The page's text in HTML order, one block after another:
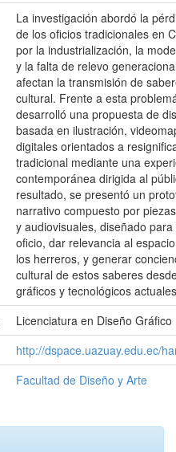
La investigación abordó la
de los oficios tradicionales en
por la industrialización, la
y la falta de relevo
afectan la transmisión de
cultural. Frente a esta
desarrolló una propuesta de
basada en ilustración,
digitales orientados a
tradicional mediante una
contemporánea dirigida al
resultado, se presentó un
narrativo compuesto por
y audiovisuales, diseñado
oficio, dar relevancia al
los herreros, y generar
cultural de estos saberes
gráficos y tecnológicos
Licenciatura en Diseño Gráfico
http://dspace.uazuay.edu.ec/
Facultad de Diseño y Arte